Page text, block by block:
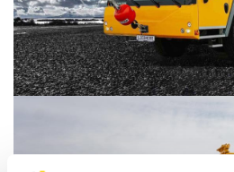
PAR MUMS
KONTAKTI